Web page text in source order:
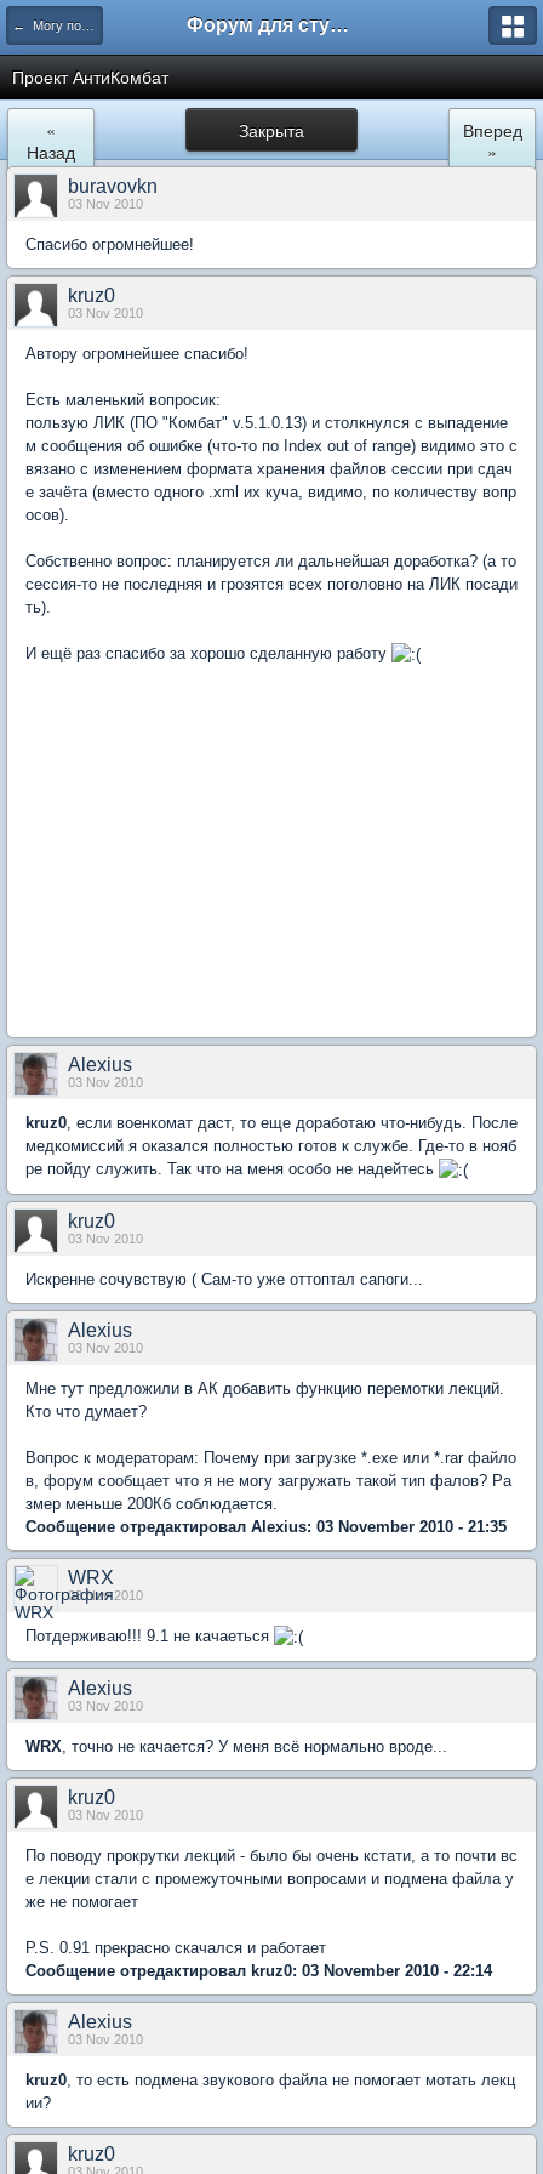
← Могу помочь Форум для студента СГА
Проект АнтиКомбат
Закрыта
«
Назад
Вперед
»
buravovkn
03 Nov 2010
Спасибо огромнейшее!
kruz0
03 Nov 2010
Автору огромнейшее спасибо!
Есть маленький вопросик:
пользую ЛИК (ПО "Комбат" v.5.1.0.13) и столкнулся с выпадение
м сообщения об ошибке (что-то по Index out of range) видимо это с
вязано с изменением формата хранения файлов сессии при сдач
е зачёта (вместо одного .xml их куча, видимо, по количеству вопр
осов).
Собственно вопрос: планируется ли дальнейшая доработка? (а то
сессия-то не последняя и грозятся всех поголовно на ЛИК посади
ть).
И ещё раз спасибо за хорошо сделанную работу
Alexius
03 Nov 2010
kruz0, если военкомат даст, то еще доработаю что-нибудь. После
медкомиссий я оказался полностью готов к службе. Где-то в нояб
ре пойду служить. Так что на меня особо не надейтесь
kruz0
03 Nov 2010
Искренне сочувствую ( Сам-то уже оттоптал сапоги...
Alexius
03 Nov 2010
Мне тут предложили в АК добавить функцию перемотки лекций.
Кто что думает?
Вопрос к модераторам: Почему при загрузке *.ехе или *.rar файло
в, форум сообщает что я не могу загружать такой тип фалов? Ра
змер меньше 200Кб соблюдается.
Сообщение отредактировал Alexius: 03 November 2010 - 21:35
WRX
03 Nov 2010
Потдерживаю!!! 9.1 не качаеться
Alexius
03 Nov 2010
WRX, точно не качается? У меня всё нормально вроде...
kruz0
03 Nov 2010
По поводу прокрутки лекций - было бы очень кстати, а то почти вс
е лекции стали с промежуточными вопросами и подмена файла у
же не помогает
P.S. 0.91 прекрасно скачался и работает
Сообщение отредактировал kruz0: 03 November 2010 - 22:14
Alexius
03 Nov 2010
kruz0, то есть подмена звукового файла не помогает мотать лекц
ии?
kruz0